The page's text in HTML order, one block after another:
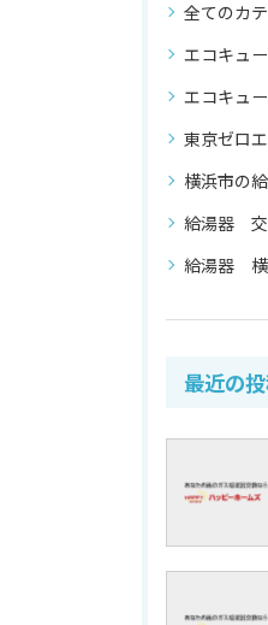
全てのカ
エコキュ
エコキュ
東京ゼロ
横浜市の
給湯器
給湯器 横
最近の